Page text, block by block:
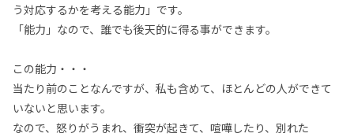
う対応するかを考える能力」です。
「能力」なので、誰でも後天的に得る事ができます。
この能力・・・
当たり前のことなんですが、私も含めて、ほとんどの人ができて
いないと思います。
なので、怒りがうまれ、衝突が起きて、喧嘩したり、別れた